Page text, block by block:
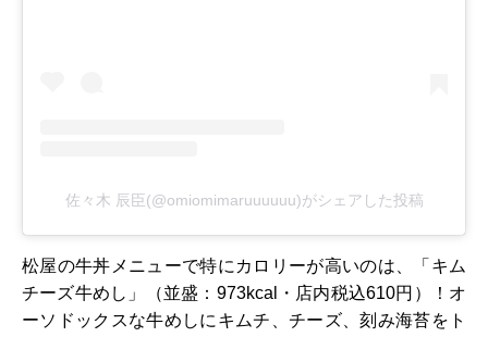
佐々木 辰臣(@omiomimaruuuuuu)がシェアした投稿
松屋の牛丼メニューで特にカロリーが高いのは、「キム
チーズ牛めし」（並盛：973kcal・店内税込610円）！オ
ーソドックスな牛めしにキムチ、チーズ、刻み海苔をト